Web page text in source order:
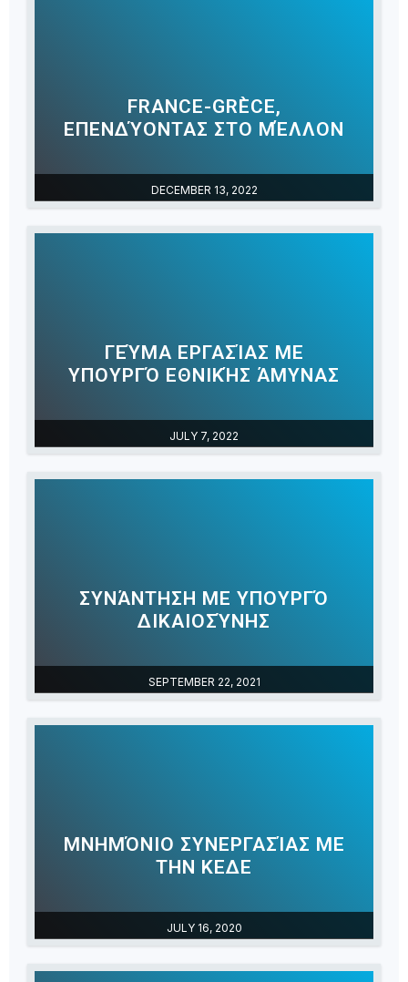
DECEMBER 13, 2022
FRANCE-GRÈCE,
ΕΠΕΝΔΎΟΝΤΑΣ ΣΤΟ ΜΈΛΛΟΝ
JULY 7, 2022
ΓΕΎΜΑ ΕΡΓΑΣΊΑΣ ΜΕ
ΥΠΟΥΡΓΌ ΕΘΝΙΚΉΣ ΆΜΥΝΑΣ
SEPTEMBER 22, 2021
ΣΥΝΆΝΤΗΣΗ ΜΕ ΥΠΟΥΡΓΌ
ΔΙΚΑΙΟΣΎΝΗΣ
JULY 16, 2020
ΜΝΗΜΌΝΙΟ ΣΥΝΕΡΓΑΣΊΑΣ ΜΕ
ΤΗΝ ΚΕΔΕ